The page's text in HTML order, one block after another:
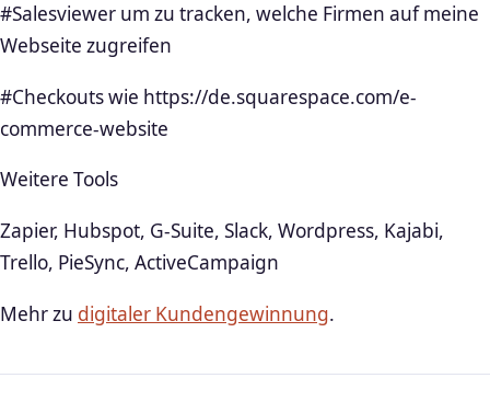
#Salesviewer um zu tracken, welche Firmen auf meine
Webseite zugreifen
#Checkouts wie https://de.squarespace.com/e-
commerce-website
Weitere Tools
Zapier, Hubspot, G-Suite, Slack, Wordpress, Kajabi,
Trello, PieSync, ActiveCampaign
Mehr zu digitaler Kundengewinnung.